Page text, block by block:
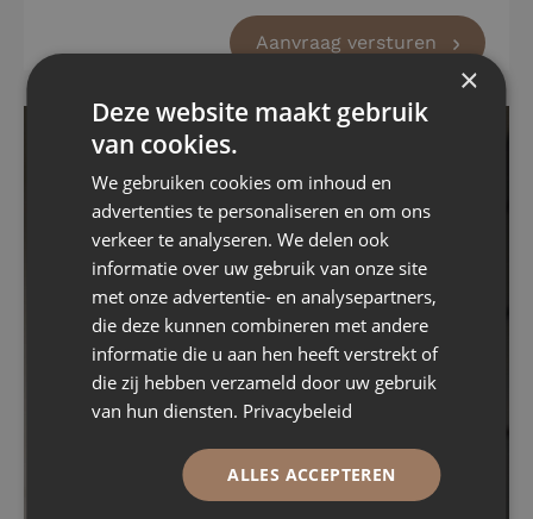
Aanvraag versturen
×
Deze website maakt gebruik
van cookies.
We gebruiken cookies om inhoud en
advertenties te personaliseren en om ons
verkeer te analyseren. We delen ook
informatie over uw gebruik van onze site
met onze advertentie- en analysepartners,
die deze kunnen combineren met andere
informatie die u aan hen heeft verstrekt of
die zij hebben verzameld door uw gebruik
van hun diensten. Privacybeleid
ALLES ACCEPTEREN